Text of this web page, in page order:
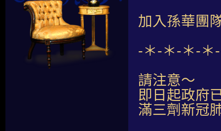
加入孫華團
-＊-＊-＊-＊
請注意～
即日起政府
滿三劑新冠